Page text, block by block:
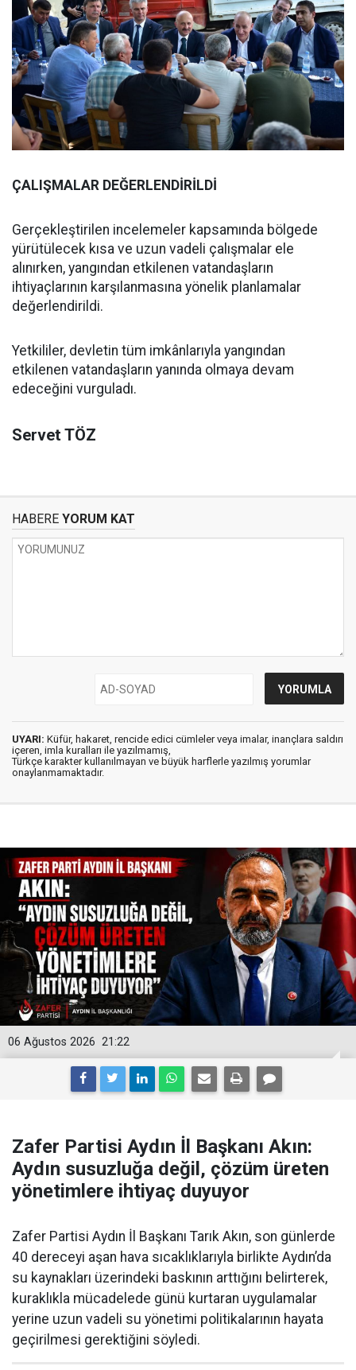
ÇALIŞMALAR DEĞERLENDİRİLDİ
Gerçekleştirilen incelemeler kapsamında bölgede
yürütülecek kısa ve uzun vadeli çalışmalar ele
alınırken, yangından etkilenen vatandaşların
ihtiyaçlarının karşılanmasına yönelik planlamalar
değerlendirildi.
Yetkililer, devletin tüm imkânlarıyla yangından
etkilenen vatandaşların yanında olmaya devam
edeceğini vurguladı.
Servet TÖZ
HABERE YORUM KAT
UYARI: Küfür, hakaret, rencide edici cümleler veya imalar, inançlara saldırı
içeren, imla kuralları ile yazılmamış,
Türkçe karakter kullanılmayan ve büyük harflerle yazılmış yorumlar
onaylanmamaktadır.
21:22
06 Ağustos 2026
Zafer Partisi Aydın İl Başkanı Akın:
Aydın susuzluğa değil, çözüm üreten
yönetimlere ihtiyaç duyuyor
Zafer Partisi Aydın İl Başkanı Tarık Akın, son günlerde
40 dereceyi aşan hava sıcaklıklarıyla birlikte Aydın’da
su kaynakları üzerindeki baskının arttığını belirterek,
kuraklıkla mücadelede günü kurtaran uygulamalar
yerine uzun vadeli su yönetimi politikalarının hayata
geçirilmesi gerektiğini söyledi.